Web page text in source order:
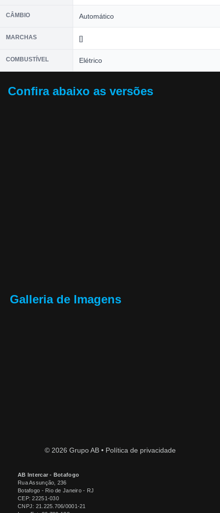
CÂMBIO Automático
MARCHAS []
COMBUSTÍVEL Elétrico
Confira abaixo as versões
Galleria de Imagens
© 2026 Grupo AB • Política de privacidade
AB Intercar - Botafogo
Rua Assunção, 236
Botafogo - Rio de Janeiro - RJ
CEP: 22251-030
CNPJ: 21.225.706/0001-21